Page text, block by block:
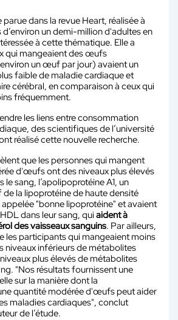
parue dans la revue Heart, réalisée à
un demi-million d'adultes en
à cette thématique. Elle a
qui mangeaient des œufs
un œuf par jour) avaient un
faible de maladie cardiaque et
cérébral, en comparaison à ceux qui
fréquemment.
les liens entre consommation
des scientifiques de l’université
réalisé cette nouvelle recherche.
que les personnes qui mangent
d'œufs ont des niveaux plus élevés
le sang, l’apolipoprotéine A1, un
la lipoprotéine de haute densité
"bonne lipoprotéine" et avaient
dans leur sang, quiaident à
des vaisseaux sanguins. Par ailleurs,
les participants qui mangeaient moins
inférieurs de métabolites
plus élevés de métabolites
"Nos résultats fournissent une
sur la manière dont la
quantité modérée d'œufs peut aider
maladies cardiaques", conclut
de l’étude.